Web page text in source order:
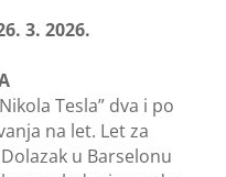
3. 2026.
Tesla” dva i po
na let. Let za
u Barselonu